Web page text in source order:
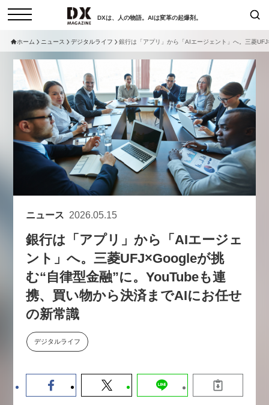
DXは、人の物語。AIは変革の起爆剤。
コラム インタビュー
セミナー ニュース
サービスメニュー 日本オムニチャネル協会
トップページ
特集
動画
サイトマップ
お問い合わせ
個人情報保護法について
採用情報
検索
現在開催予定のセミナー
セミナー
【8/12開催】「イノベーションを
数値化する」～投資される事業の
学ぶ資金調達・巻き込みのリアル
2026-06-10
セミナー
【9/30開催】AIで何でもできる時
代に、なぜ「DX人財」というキ
ャリアが求められるのか
ホーム ニュース デジタルライフ 銀行は「アプリ」から「AIエージェント」へ。三菱
ニュース 2026.05.15
銀行は「アプリ」から「AIエージェ
ント」へ。三菱UFJ×Googleが挑
む“自律型金融”に。YouTubeも連
携、買い物から決済までAIにお任せ
の新常識
デジタルライフ